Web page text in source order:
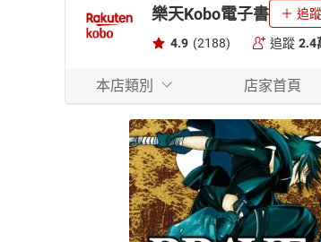
樂天Kobo電子書 追蹤
4.9 (2188) 追蹤 2.4
本店類別 店家首頁